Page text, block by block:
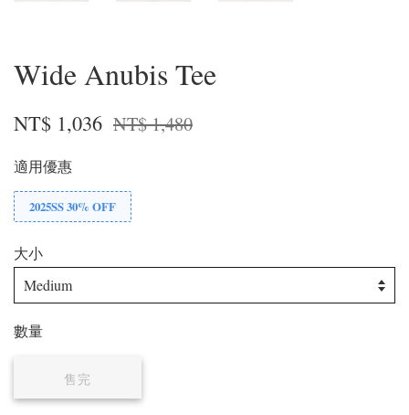
Wide Anubis Tee
NT$ 1,036 NT$ 1,480
適用優惠
2025SS 30% OFF
大小
數量
售完